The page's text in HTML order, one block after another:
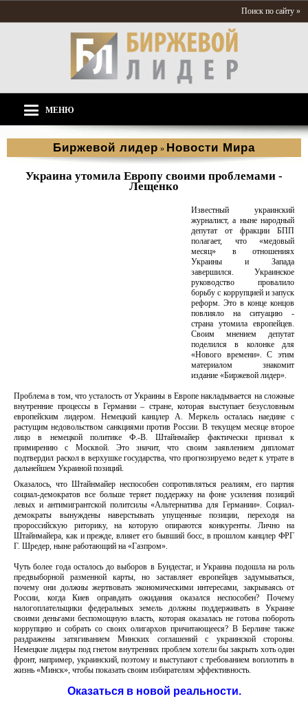
Поиск по сайту »
МЕНЮ
Биржевой лидер » Новости Мира
Украина утомила Европу своими проблемами -
Лещенко
Известный украинский
журналист, а ныне народный
депутат от фракции БПП
полагает, что «медовый
месяц» в отношениях
Украины и Запада
завершился. Украинское
руководство провалило
борьбу с коррупцией и запуск
реформ. Это в конце концов
повлияло на ситуацию -
страна утомила европейцев.
Своим мнением депутат
поделился в колонке для
«Нового времени». С этим
материалом знакомит
издание «Биржевой лидер».
Проблема в том, что усталость от Украины в Европе накладывается на сложные
внутренние процессы в Германии – стране, которая выступает безусловным
европейским лидером. Немецкий канцлер А. Меркель осталась наедине с
растущим недовольством санкциями против России. В текущем месяце второе
лицо в немецкой политике Ф.-В. Штайнмайер фактически призвал к
примирению с Москвой. Это значит, что своим заявлением дипломат
подтвердил раскол в верхушке государства, что прогнозируемо ведет к утрате в
дальнейшем Украиной позиций.
Оказалось, что Штайнмайер неспособен сопротивляться реалиям, его партия
социал-демократов все больше теряет поддержку на фоне усиления позиций
левых и антимигрантской политсилы «Альтернатива для Германии». Социал-
демократы вынуждены наверстывать упущенные позиции, переходя на
пророссийскую риторику, на которую опираются конкуренты. Лично на
Штайнмайера, как и прежде, влияет его бывший босс, в прошлом канцлер ФРГ
Г. Шредер, ныне работающий на «Газпром».
Чуть более года осталось до выборов в Бундестаг, и Украина подошла на роль
предвыборной разменной карты, но заставляет европейцев задумываться,
почему они должны жертвовать экономическими интересами, закрываясь от
России, когда Киев оправдать ожидания оказался неспособен? Почему
налогоплательщики федеральных земель должны поддерживать в Украине
своими деньгами беспомощную власть, которая оказалась не готова побороть
коррупцию и собрать со своих олигархов причитающееся? В Берлине также
раздражены затягиванием Минских соглашений с украинской стороны.
Немецкие лидеры под гнетом внутренних проблем хотели бы закрыть хоть один
фронт, например, украинский, поэтому и выступают с требованием воплотить в
жизнь «Минск», чтобы показать своим избирателям эффективность.
Оказаться в новой реальности.